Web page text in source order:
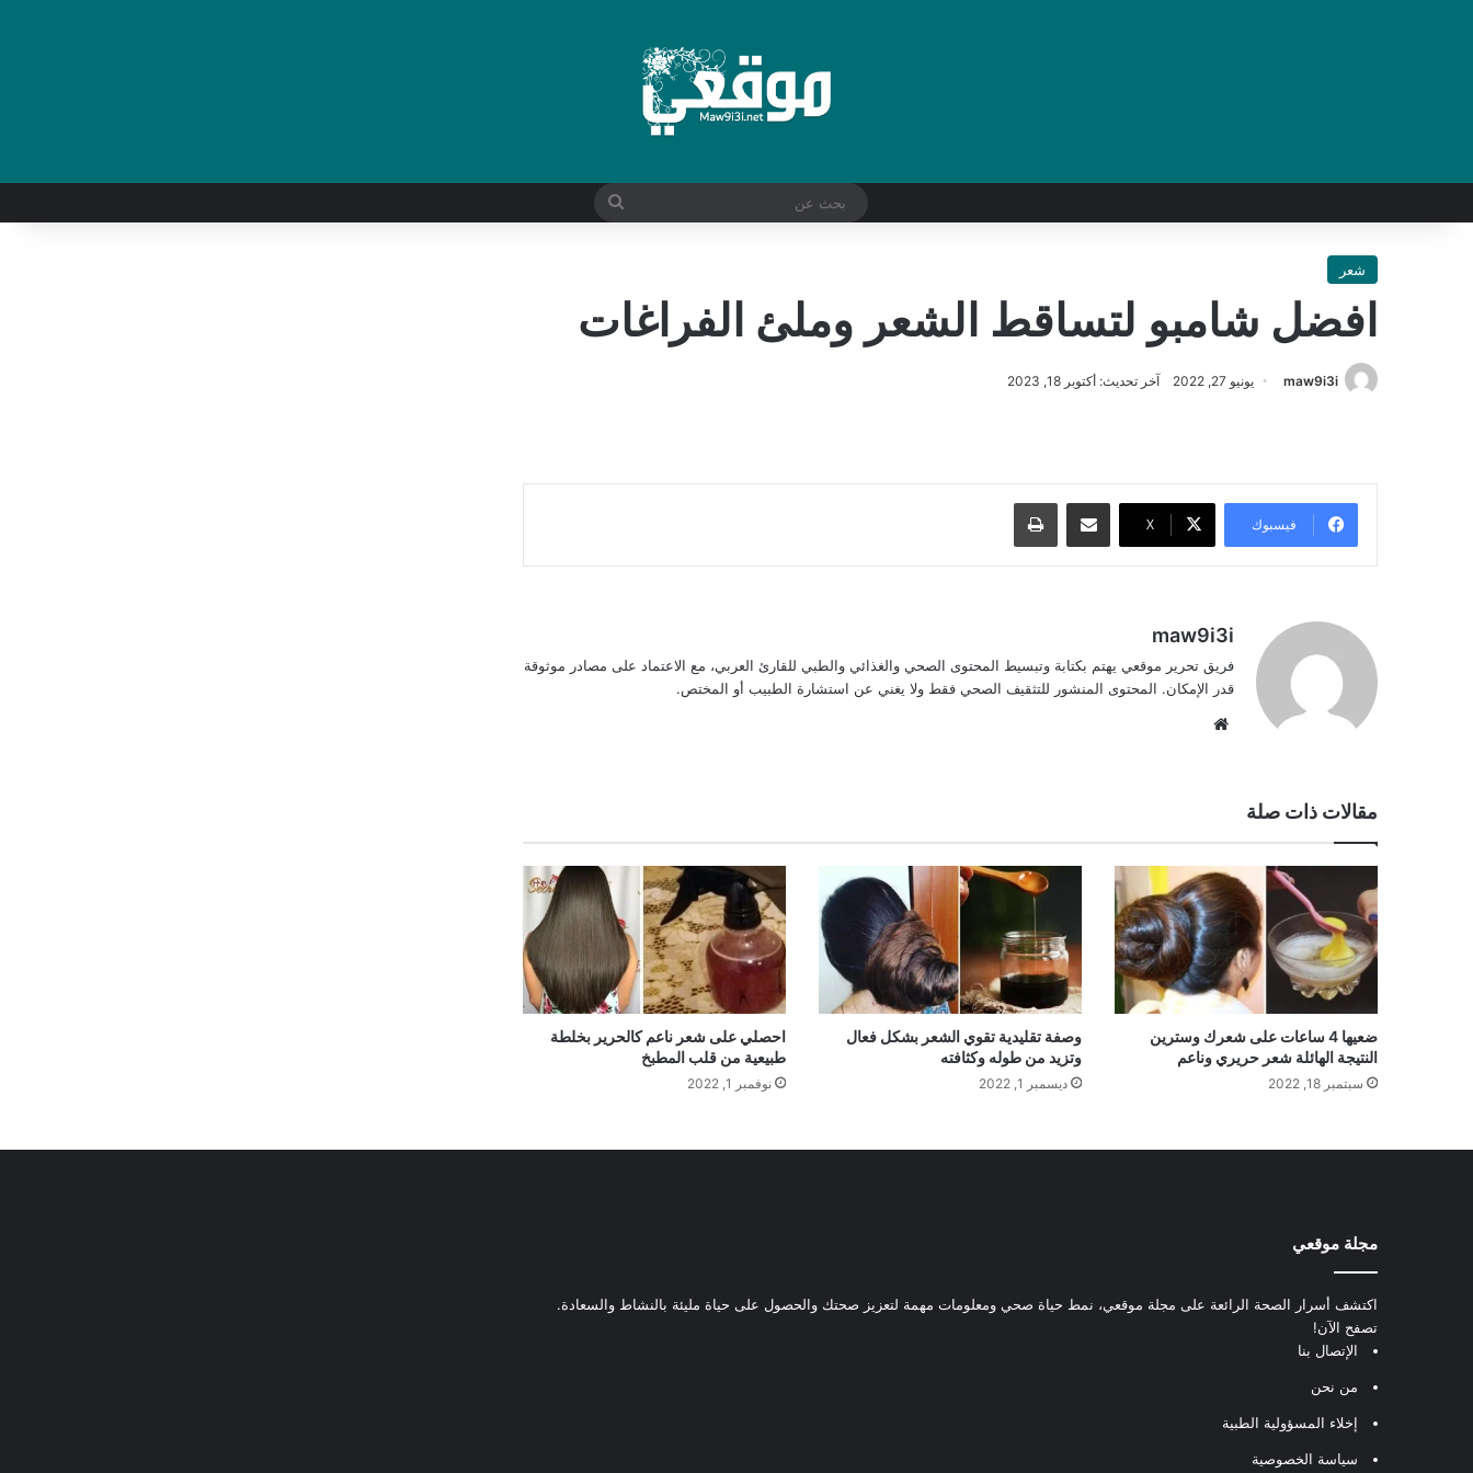
بحث
شعر
افضل شامبو لتساقط الشعر وملئ الفراغات
maw9i3i يونيو 27, 2022 آخر تحديث: أكتوبر 18, 2023
فيسبوك ‫X
مشاركة عبر البريد طباعة
maw9i3i
فريق تحرير موقعي يهتم بكتابة وتبسيط المحتوى الصحي والغذائي والطبي للقارئ العربي، مع الاعتماد على مصادر موثوقة
قدر الإمكان. المحتوى المنشور للتثقيف الصحي فقط ولا يغني عن استشارة الطبيب أو المختص.
مقالات ذات صلة
ضعيها 4 ساعات على شعرك وسترين
النتيجة الهائلة شعر حريري وناعم
سبتمبر 18, 2022
وصفة تقليدية تقوي الشعر بشكل فعال
وتزيد من طوله وكثافته
ديسمبر 1, 2022
احصلي على شعر ناعم كالحرير بخلطة
طبيعية من قلب المطبخ
نوفمبر 1, 2022
مجلة موقعي
اكتشف أسرار الصحة الرائعة على مجلة موقعي، نمط حياة صحي ومعلومات مهمة لتعزيز صحتك والحصول على حياة مليئة بالنشاط والسعادة.
تصفح الآن!
الإتصال بنا
من نحن
إخلاء المسؤولية الطبية
سياسة الخصوصية